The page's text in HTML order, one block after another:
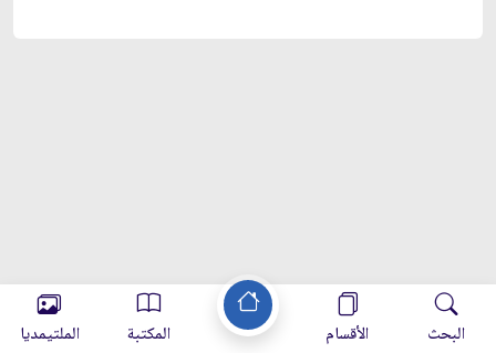
البحث الأقسام المكتبة الملتيمديا